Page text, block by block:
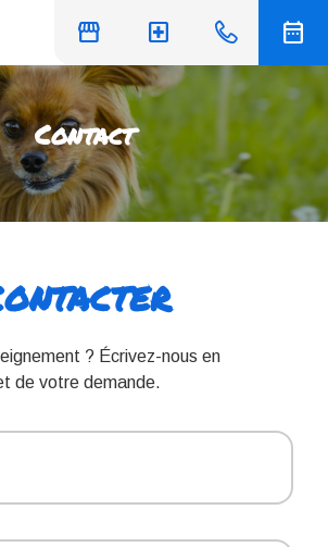
storefront local_hospital date_range
Contact
? Écrivez-nous en
de votre demande.